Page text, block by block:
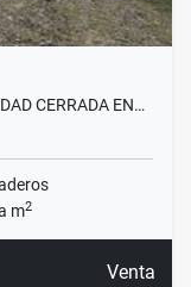
CERRADA EN…
m2
Venta